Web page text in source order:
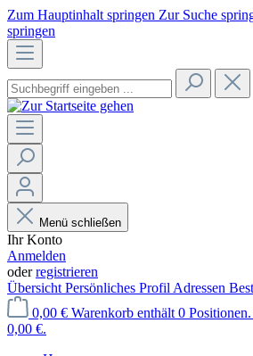
Zum Hauptinhalt springen Zur Suche
springen
Menü schließen
Ihr Konto
Anmelden
oderregistrieren
Übersicht Persönliches Profil Adressen
0,00 € Warenkorb enthält 0
0,00 €.